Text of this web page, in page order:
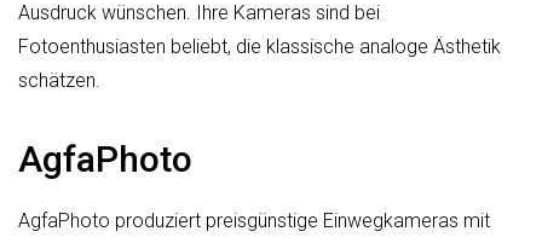
Ausdruck wünschen. Ihre Kameras sind bei
Fotoenthusiasten beliebt, die klassische analoge Ästhetik
schätzen.
AgfaPhoto
AgfaPhoto produziert preisgünstige Einwegkameras mit